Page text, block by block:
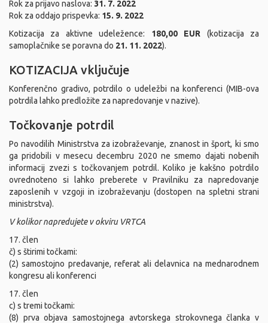
Rok za prijavo naslova: 31. 7. 2022
Rok za oddajo prispevka: 15. 9. 2022
Kotizacija za aktivne udeležence: 180,00 EUR (kotizacija za
samoplačnike se poravna do 21. 11. 2022).
KOTIZACIJA vključuje
Konferenčno gradivo, potrdilo o udeležbi na konferenci (MIB-ova
potrdila lahko predložite za napredovanje v nazive).
Točkovanje potrdil
Po navodilih Ministrstva za izobraževanje, znanost in šport, ki smo
ga pridobili v mesecu decembru 2020 ne smemo dajati nobenih
informacij zvezi s točkovanjem potrdil. Koliko je kakšno potrdilo
ovrednoteno si lahko preberete v Pravilniku za napredovanje
zaposlenih v vzgoji in izobraževanju (dostopen na spletni strani
ministrstva).
V kolikor napredujete v okviru VRTCA
17. člen
č) s štirimi točkami:
(2) samostojno predavanje, referat ali delavnica na mednarodnem
kongresu ali konferenci
17. člen
c) s tremi točkami:
(8) prva objava samostojnega avtorskega strokovnega članka v